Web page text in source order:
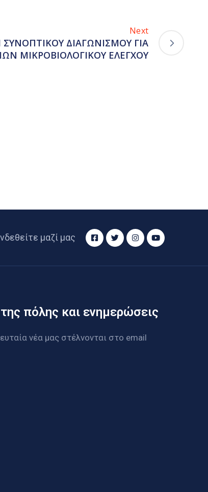
Next
ΣΥΝΟΠΤΙΚΟΥ ΔΙΑΓΩΝΙΣΜΟΥ ΓΙΑ
ΜΙΚΡΟΒΙΟΛΟΓΙΚΟΥ ΕΛΕΓΧΟΥ
μαζί μας
πόλης και ενημερώσεις
νέα μας στέλνονται στο email